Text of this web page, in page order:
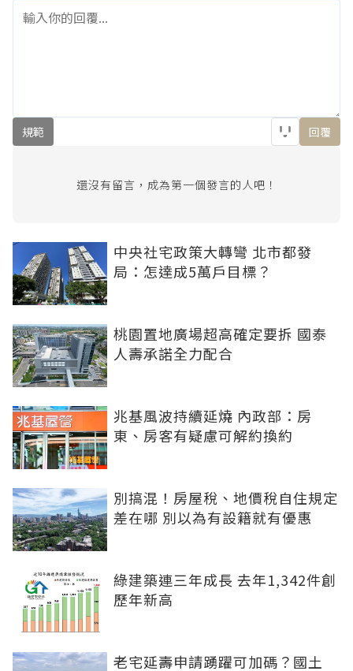
規範 回覆
還沒有留言，成為第一個發言的人吧！
中央社宅政策大轉彎 北市都發
局：怎達成5萬戶目標？
桃園置地廣場超高確定要拆 國泰
人壽承諾全力配合
兆基風波持續延燒 內政部：房
東、房客有疑慮可解約換約
別搞混！房屋稅、地價稅自住規定
差在哪 別以為有設籍就有優惠
綠建築連三年成長 去年1,342件創
歷年新高
老宅延壽申請踴躍可加碼？國土